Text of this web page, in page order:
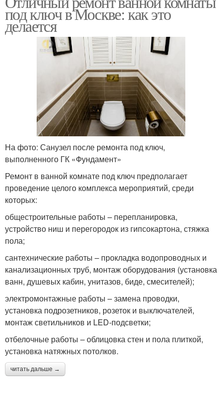
под ключ в Москве: как это
делается
На фото: Санузел после ремонта под ключ,
выполненного ГК «Фундамент»
Ремонт в ванной комнате под ключ предполагает
проведение целого комплекса мероприятий, среди
которых:
общестроительные работы – перепланировка,
устройство ниш и перегородок из гипсокартона, стяжка
пола;
сантехнические работы – прокладка водопроводных и
канализационных труб, монтаж оборудования (установка
ванн, душевых кабин, унитазов, биде, смесителей);
электромонтажные работы – замена проводки,
установка подрозетников, розеток и выключателей,
монтаж светильников и LED-подсветки;
отбелочные работы – облицовка стен и пола плиткой,
установка натяжных потолков.
читать дальше →